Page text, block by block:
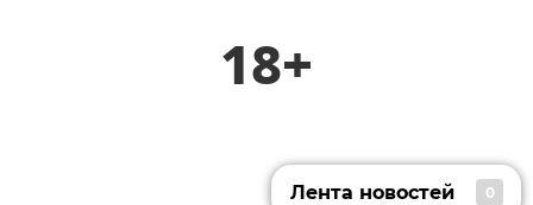
18+
Лента новостей 0